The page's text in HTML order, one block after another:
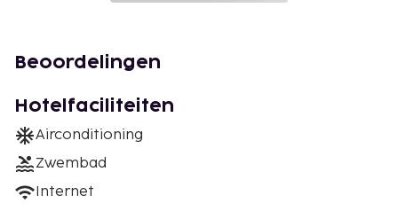
Beoordelingen
Hotelfaciliteiten
Airconditioning
Zwembad
Internet